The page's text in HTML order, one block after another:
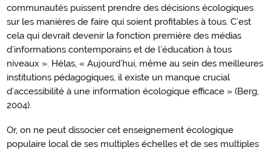
communautés puissent prendre des décisions écologiques
sur les manières de faire qui soient profitables à tous. C’est
cela qui devrait devenir la fonction première des médias
d’informations contemporains et de l’éducation à tous
niveaux ». Hélas, « Aujourd’hui, même au sein des meilleures
institutions pédagogiques, il existe un manque crucial
d’accessibilité à une information écologique efficace » (Berg,
2004).
Or, on ne peut dissocier cet enseignement écologique
populaire local de ses multiples échelles et de ses multiples